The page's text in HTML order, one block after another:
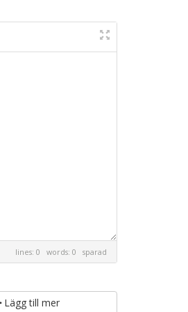
lines: 0 words: 0 sparad
Lägg till mer